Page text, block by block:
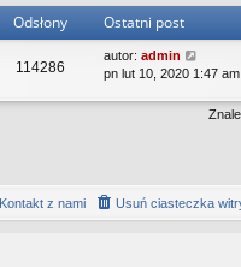
Odsłony Ostatni post
114286
autor: admin
pn lut 10, 2020 1:47 am
Usuń ciasteczka
Kontakt z nami